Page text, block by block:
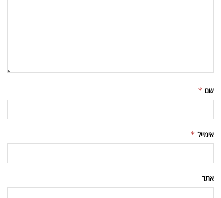
שם *
אימייל *
אתר